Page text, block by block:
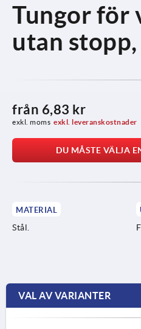
Tungor för
utan
från 6,83 kr
exkl. moms exkl. leveranskostnader
DU MÅSTE VÄLJA
MATERIAL
Stål.
VAL AV VARIANTER